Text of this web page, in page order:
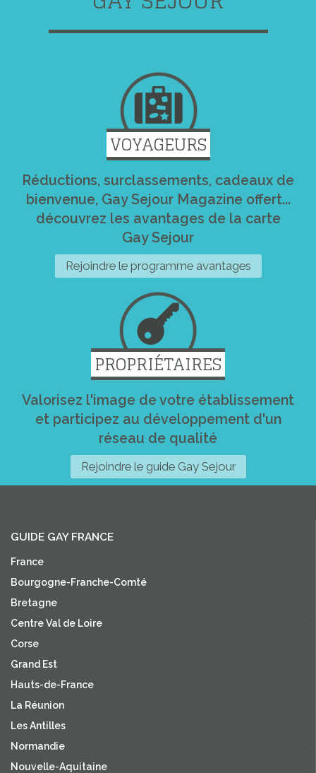
VOYAGEURS
Réductions, surclassements, cadeaux de
bienvenue, Gay Sejour Magazine offert...
découvrez les avantages de la carte
Gay Sejour
Rejoindre le programme avantages
PROPRIÉTAIRES
Valorisez l'image de votre établissement
et participez au développement d'un
réseau de qualité
Rejoindre le guide Gay Sejour
GUIDE GAY FRANCE
France
Bourgogne-Franche-Comté
Bretagne
Centre Val de Loire
Corse
Grand Est
Hauts-de-France
La Réunion
Les Antilles
Normandie
Nouvelle-Aquitaine